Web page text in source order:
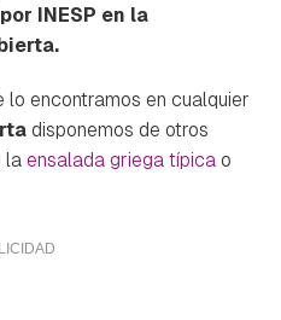
INESP en la
lo encontramos en cualquier
disponemos de otros
laensalada griega típicao